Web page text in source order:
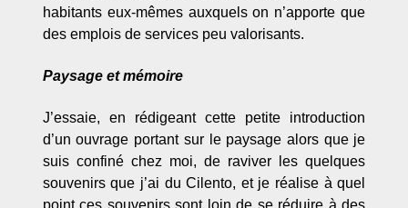
habitants eux-mêmes auxquels on n’apporte que
des emplois de services peu valorisants.
Paysage et mémoire
J’essaie, en rédigeant cette petite introduction
d’un ouvrage portant sur le paysage alors que je
suis confiné chez moi, de raviver les quelques
souvenirs que j’ai du Cilento, et je réalise à quel
point ces souvenirs sont loin de se réduire à des